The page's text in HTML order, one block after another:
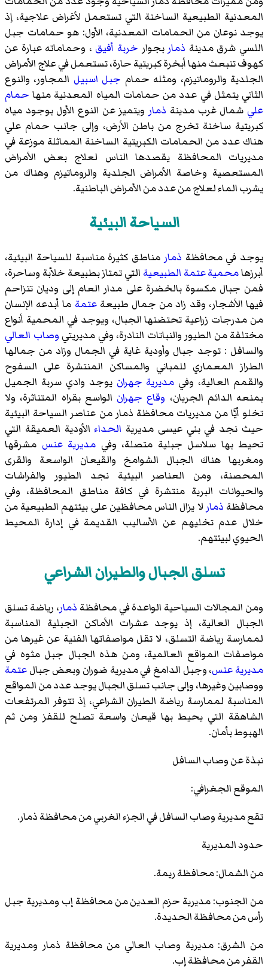
المعدنية الطبيعية الساخنة التي تستعمل لأغراض علاجية، إذ
يوجد نوعان من الحمامات المعدنية، الأول: هو حمامات جبل
اللسي شرق مدينة ذمار بجوار خربة أفيق ، وحماماته عبارة عن
كهوف تنبعث منها أبخرة كبريتية حارة، تستعمل في علاج الأمراض
الجلدية والروماتيزم، ومثله حمام جبل اسبيل المجاور، والنوع
الثاني يتمثل في عدد من حمامات المياه المعدنية منها حمام
علي شمال غرب مدينة ذمار ويتميز عن النوع الأول بوجود مياه
كبريتية ساخنة تخرج من باطن الأرض، وإلى جانب حمام علي
هناك عدد من الحمامات الكبريتية الساخنة المماثلة موزعة في
مديريات المحافظة يقصدها الناس لعلاج بعض الأمراض
المستعصية وخاصة الأمراض الجلدية والروماتيزم وهناك من
يشرب الماء لعلاج من عدد من الأمراض الباطنية.
السياحة البيئية
يوجد في محافظة ذمار مناطق كثيرة مناسبة للسياحة البيئية،
أبرزهامحمية عتمة الطبيعية التي تمتاز بطبيعة خلاّبة وساحرة،
فمن جبال مكسوة بالخضرة على مدار العام إلى وديان تتزاحم
فيها الأشجار، وقد زاد من جمال طبيعةعتمة ما أبدعه الإنسان
من مدرجات زراعية تحتضنها الجبال، ويوجد في المحمية أنواع
مختلفة من الطيور والنباتات النادرة، وفي مديريتي وصاب العالي
والسافل : توجد جبال وأودية غاية في الجمال وزاد من جمالها
الطراز المعماري للمباني والمساكن المنتشرة على السفوح
والقمم العالية، وفي مديرية جهران يوجد وادي سربة الجميل
بمنعه الدائم الجريان، وقاع جهران الواسع بقراه المتناثرة، ولا
تخلو أيَّا من مديريات محافظة ذمار من عناصر السياحة البيئية
حيث نجد فيبني عيسى مديرية الحداء الأودية العميقة التي
تحيط بها سلاسل جبلية متصلة، وفي مديرية عنس مشرقها
ومغربها هناك الجبال الشوامخ والقيعان الواسعة والقرى
المحصنة، ومن العناصر البيئية نجد الطيور والفراشات
والحيوانات البرية منتشرة في كافة مناطق المحافظة، وفي
محافظة ذمار لا يزال الناس محافظين على بيئتهم الطبيعية من
خلال عدم تخليهم عن الأساليب القديمة في إدارة المحيط
الحيوي لبيئتهم.
تسلق الجبال والطيران الشراعي
ومن المجالات السياحية الواعدة في محافظة ذمار، رياضة تسلق
الجبال العالية، إذ يوجد عشرات الأماكن الجبلية المناسبة
لممارسة رياضة التسلق، لا تقل مواصفاتها الفنية عن غيرها من
مواصفات المواقع العالمية، ومن هذه الجبال جبل مثوه في
مديرية عنس،وجبل الدامغفيمديرية ضوران وبعض جبالعتمة
ووصابينوغيرها، وإلى جانب تسلق الجبال يوجد عدد من المواقع
المناسبة لممارسة رياضة الطيران الشراعي، إذ تتوفر المرتفعات
الشاهقة التي يحيط بها قيعان واسعة تصلح للقفز ومن ثم
الهبوط بأمان.
نبذة عن وصاب السافل
الموقع الجغرافي:
تقع مديرية وصاب السافل في الجزء الغربي من محافظة ذمار.
حدود المديرية
من الشمال: محافظة ريمة.
من الجنوب: مديرية حزم العدين من محافظة إب ومديرية جبل
رأس من محافظة الحديدة.
من الشرق: مديرية وصاب العالي من محافظة ذمار ومديرية
القفر من محافظة إب.